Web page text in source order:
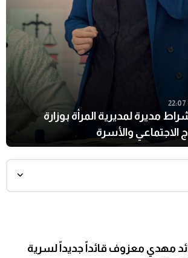
مديرة لمديرية المرأة بوزارة
الاجتماعي والأسرة
مهدي معزوف قائداً جديداً لسرية